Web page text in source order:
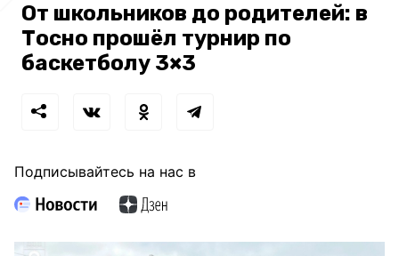
От школьников до родителей: в
Тосно прошёл турнир по
баскетболу 3×3
Подписывайтесь на нас в